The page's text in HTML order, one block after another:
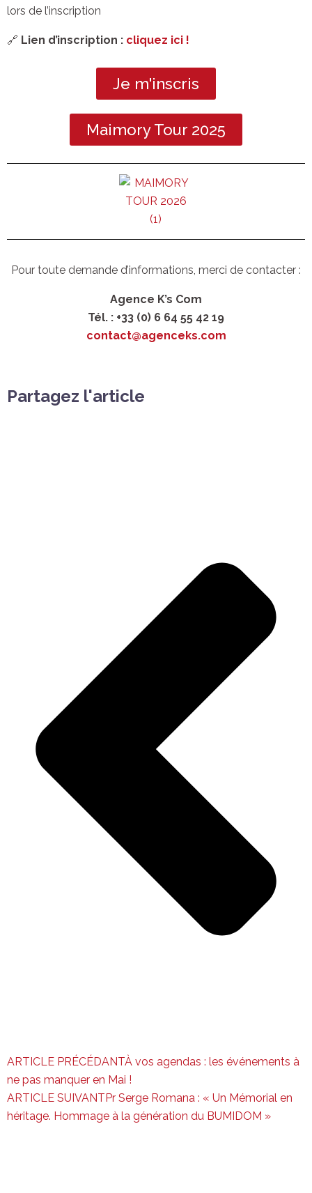
lors de l’inscription
🔗 Lien d’inscription : cliquez ici !
Je m'inscris
Maimory Tour 2025
Pour toute demande d’informations, merci de contacter :
Agence K’s Com
Tél. : +33 (0) 6 64 55 42 19
contact@agenceks.com
Partagez l'article
ARTICLE PRÉCÉDANTÀ vos agendas : les événements à
ne pas manquer en Mai !
ARTICLE SUIVANTPr Serge Romana : « Un Mémorial en
héritage. Hommage à la génération du BUMIDOM »